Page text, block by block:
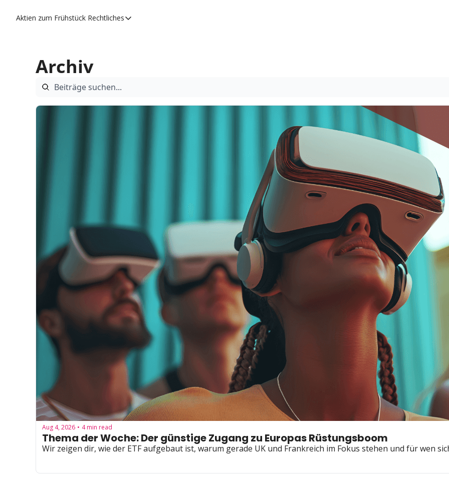
Aktien zum Frühstück Rechtliches
Rechtliches
Archiv
Aug 4, 2026 • 4 min read
Thema der Woche: Der günstige Zugang zu Europas Rüstungsboom
Wir zeigen dir, wie der ETF aufgebaut ist, warum gerade UK und Frankreich im Fokus stehen und für wen